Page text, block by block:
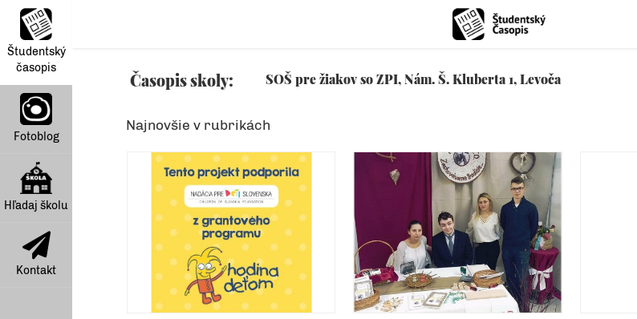
Študentský
časopis
Fotoblog
Hľadaj školu
Kontakt
Časopis skoly: SOŠ pre žiakov so ZPI, Nám. Š. Kluberta 1, Levoča
Najnovšie v rubrikách